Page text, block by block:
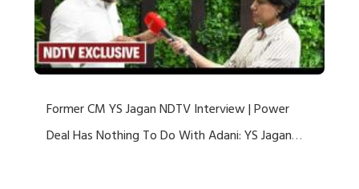
Former CM YS Jagan NDTV Interview | Power
Deal Has Nothing To Do With Adani: YS Jagan